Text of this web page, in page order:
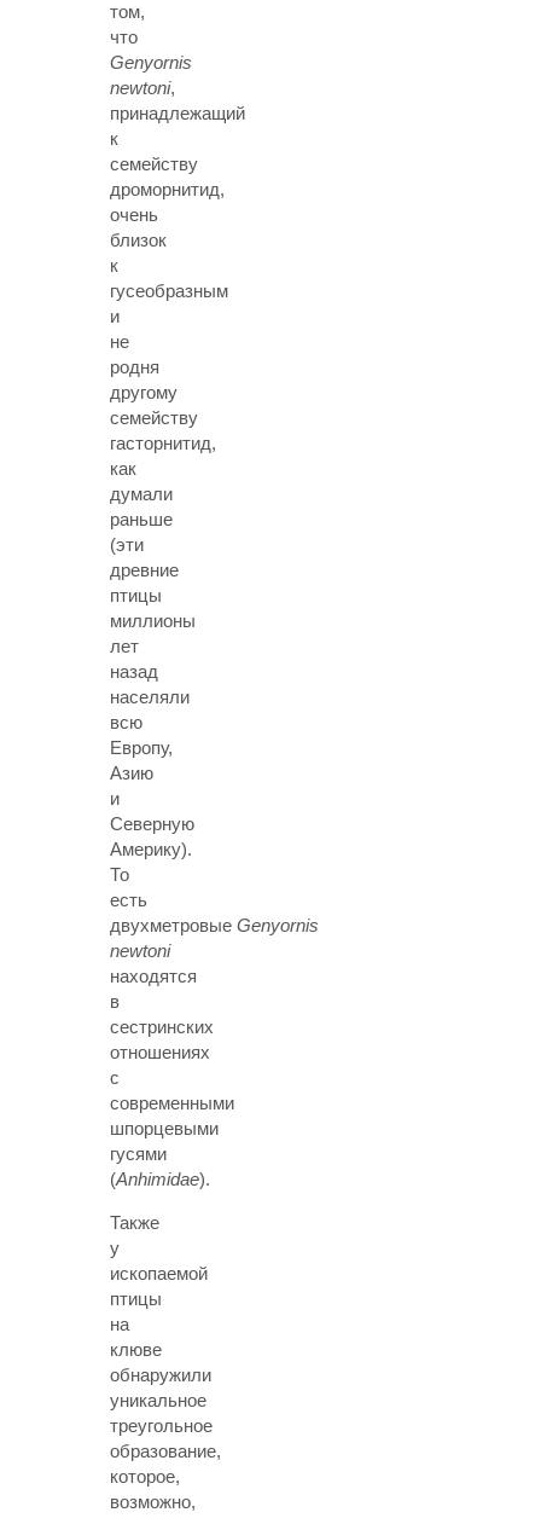
том,
что
Genyornis
newtoni,
принадлежащий
к
семейству
дроморнитид,
очень
близок
к
гусеобразным
и
не
родня
другому
семейству
гасторнитид,
как
думали
раньше
(эти
древние
птицы
миллионы
лет
назад
населяли
всю
Европу,
Азию
и
Северную
Америку).
То
есть
двухметровыеGenyornis
newtoni
находятся
в
сестринских
отношениях
с
современными
шпорцевыми
гусями
(Anhimidae).
Также
у
ископаемой
птицы
на
клюве
обнаружили
уникальное
треугольное
образование,
которое,
возможно,